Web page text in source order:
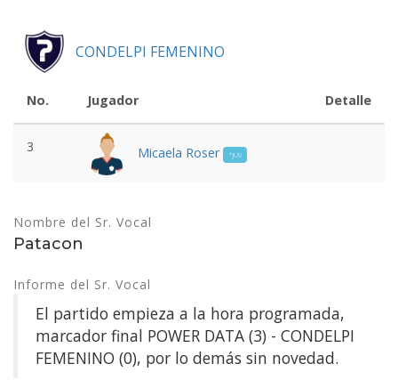
CONDELPI FEMENINO
No. Jugador Detalle
3 Micaela Roser *JUV
Nombre del Sr. Vocal
Patacon
Informe del Sr. Vocal
El partido empieza a la hora programada,
marcador final POWER DATA (3) - CONDELPI
FEMENINO (0), por lo demás sin novedad.